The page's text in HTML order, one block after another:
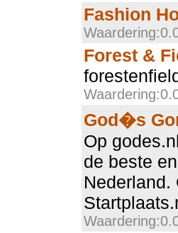
Fashion
Forest &
God�s
Op
de beste
Nederland.